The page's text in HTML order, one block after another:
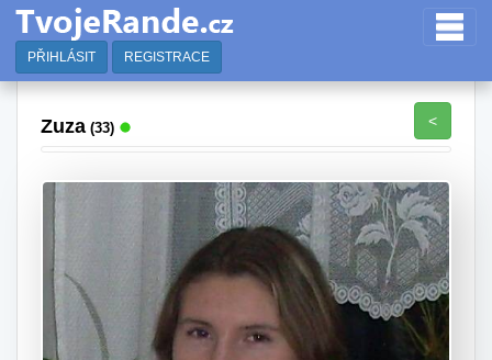
PŘIHLÁSIT REGISTRACE
Zuza (33) <